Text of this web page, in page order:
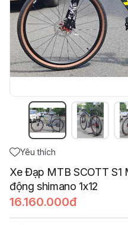
Yêu thích
Xe Đạp MTB SCOTT
động shimano 1x12
16.160.000đ